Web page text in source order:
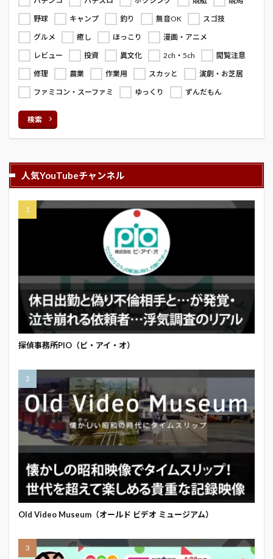
野球
キャンプ 釣り 無音OK
スゴ技
グルメ
癒し ほっこり
漫画・アニメ
レビュー
投資 異文化 2ch・5ch
閲覧注意
修理
農業 作業用 スカッと
演劇・お芝居
ファミコン・スーファミ
ゆっくり ずんだもん
検索
人気YouTubeチャンネル
探偵事務所PIO（ピ・アイ・オ）
Old Video Museum（オールド ビデオ ミュージアム）